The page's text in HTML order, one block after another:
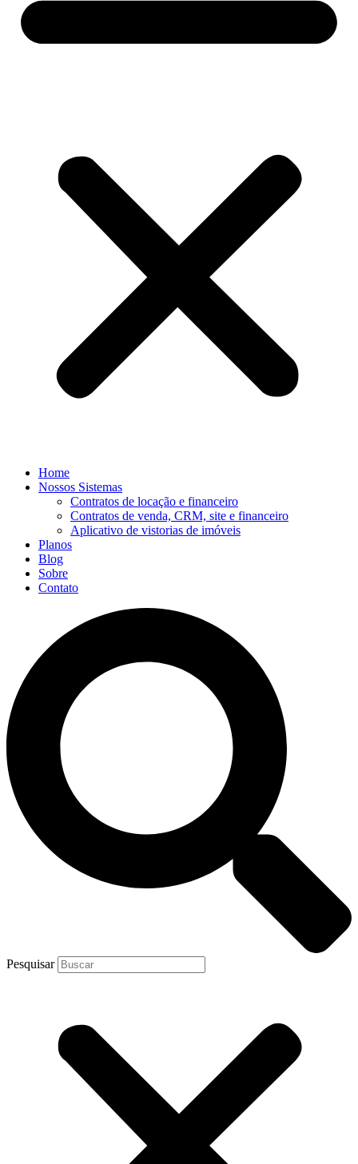
Home
Nossos Sistemas
Contratos de locação e financeiro
Contratos de venda, CRM, site e financeiro
Aplicativo de vistorias de imóveis
Planos
Blog
Sobre
Contato
Pesquisar